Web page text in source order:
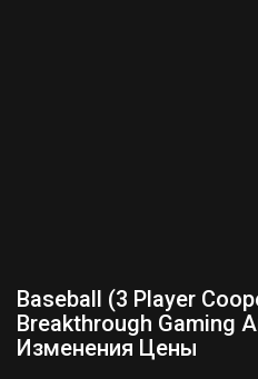
Baseball (3 Player
Breakthrough Gaming
Изменения Цены